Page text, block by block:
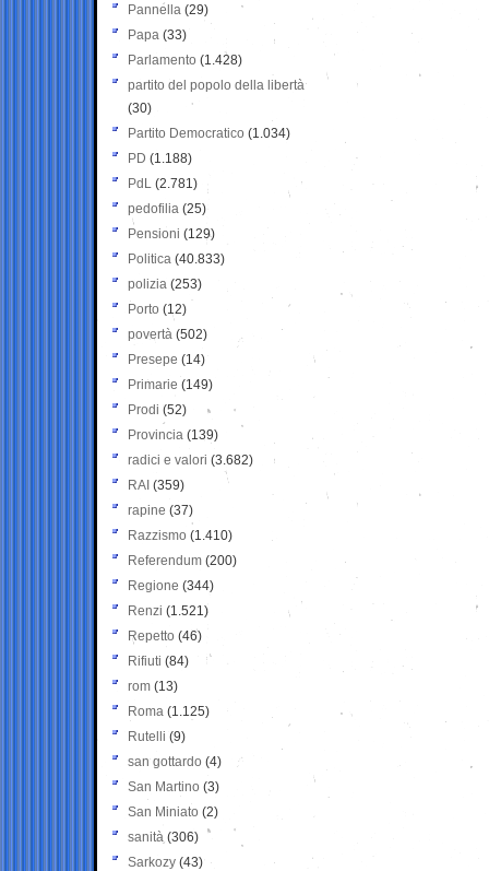
Pannella (29)
Papa (33)
Parlamento (1.428)
partito del popolo della libertà
(30)
Partito Democratico (1.034)
PD (1.188)
PdL (2.781)
pedofilia (25)
Pensioni (129)
Politica (40.833)
polizia (253)
Porto (12)
povertà (502)
Presepe (14)
Primarie (149)
Prodi (52)
Provincia (139)
radici e valori (3.682)
RAI (359)
rapine (37)
Razzismo (1.410)
Referendum (200)
Regione (344)
Renzi (1.521)
Repetto (46)
Rifiuti (84)
rom (13)
Roma (1.125)
Rutelli (9)
san gottardo (4)
San Martino (3)
San Miniato (2)
sanità (306)
Sarkozy (43)